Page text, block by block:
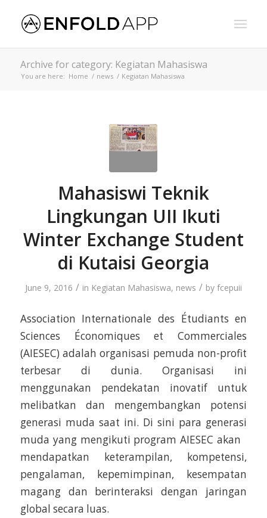
Archive for category: Kegiatan Mahasiswa
You are here: Home / news / Kegiatan Mahasiswa
Mahasiswi Teknik
Lingkungan UII Ikuti
Winter Exchange Student
di Kutaisi Georgia
June 9, 2016 / in Kegiatan Mahasiswa, news / by fcepuii
Association Internationale des Étudiants en
Sciences Économiques et Commerciales
(AIESEC) adalah organisasi pemuda non-profit
terbesar di dunia. Organisasi ini
menggunakan pendekatan inovatif untuk
melibatkan dan mengembangkan potensi
generasi muda saat ini. Di sini para generasi
muda yang mengikuti program AIESEC akan
mendapatkan keterampilan, kompetensi,
pengalaman, kepemimpinan, kesempatan
magang dan berinteraksi dengan jaringan
global secara luas.